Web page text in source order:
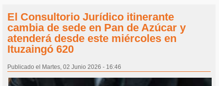
El Consultorio Jurídico itinerante
cambia de sede en Pan de Azúcar y
atenderá desde este miércoles en
Ituzaingó 620
Publicado el Martes, 02 Junio 2026 - 16:46